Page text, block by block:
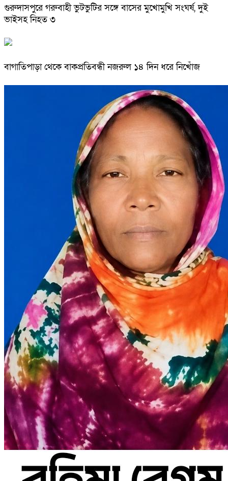
গুরুদাসপুরে গরুবাহী ভুটভুটির সঙ্গে বাসের মুখোমুখি সংঘর্ষ, দুই
ভাইসহ নিহত ৩
বাগাতিপাড়া থেকে বাকপ্রতিবন্ধী নজরুল ১৪ দিন ধরে নিখোঁজ